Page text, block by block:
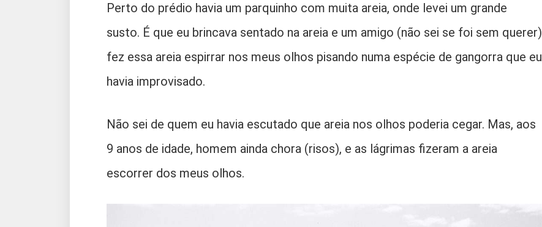
Perto do prédio havia um parquinho com muita areia, onde levei um grande
susto. É que eu brincava sentado na areia e um amigo (não sei se foi sem querer)
fez essa areia espirrar nos meus olhos pisando numa espécie de gangorra que eu
havia improvisado.
Não sei de quem eu havia escutado que areia nos olhos poderia cegar. Mas, aos
9 anos de idade, homem ainda chora (risos), e as lágrimas fizeram a areia
escorrer dos meus olhos.